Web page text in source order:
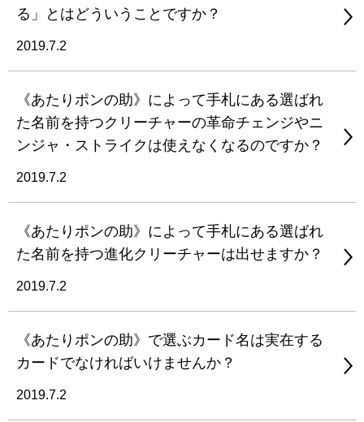
る」とはどういうことですか？
2019.7.2
《あたりポンの助》によって手札にある選ばれ
た名前を持つクリーチャーの革命チェンジやニ
ンジャ・ストライクは使えなくなるのですか？
2019.7.2
《あたりポンの助》によって手札にある選ばれ
た名前を持つ進化クリーチャーは出せますか？
2019.7.2
《あたりポンの助》で選ぶカード名は実在する
カードでなければいけませんか？
2019.7.2